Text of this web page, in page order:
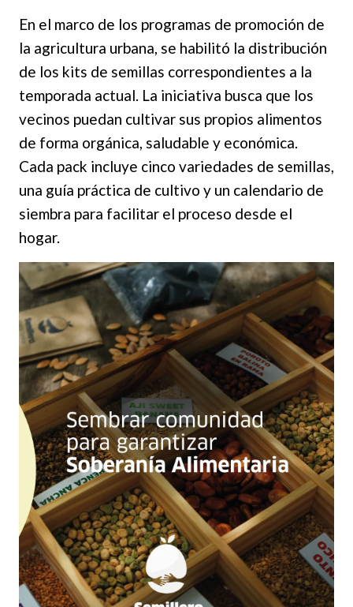
En el marco de los programas de promoción de
la agricultura urbana, se habilitó la distribución
de los kits de semillas correspondientes a la
temporada actual. La iniciativa busca que los
vecinos puedan cultivar sus propios alimentos
de forma orgánica, saludable y económica.
Cada pack incluye cinco variedades de semillas,
una guía práctica de cultivo y un calendario de
siembra para facilitar el proceso desde el
hogar.